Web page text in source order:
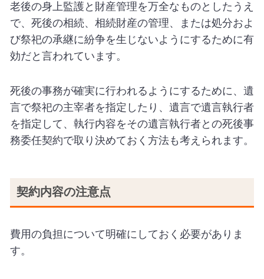
老後の身上監護と財産管理を万全なものとしたうえ
で、死後の相続、相続財産の管理、または処分およ
び祭祀の承継に紛争を生じないようにするために有
効だと言われています。
死後の事務が確実に行われるようにするために、遺
言で祭祀の主宰者を指定したり、遺言で遺言執行者
を指定して、執行内容をその遺言執行者との死後事
務委任契約で取り決めておく方法も考えられます。
契約内容の注意点
費用の負担について明確にしておく必要がありま
す。